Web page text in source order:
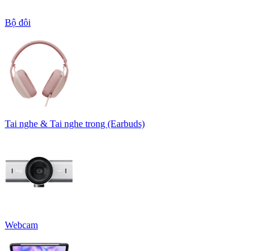
Bộ đôi
Tai nghe & Tai nghe trong (Earbuds)
Webcam